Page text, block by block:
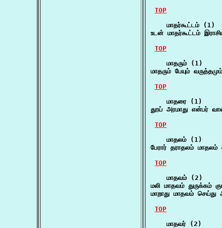
TOP
    மாதர்கூட்டம் (1)
உடன் மாதர்கூட்டம்
TOP
    மாதரும் (1)
மாதரும் பேயும்
TOP
    மாதரை (1)
தூய் அரமாது என்பர்
TOP
    மாதலம் (1)
பேரார் தராதலம்
TOP
    மாதவம் (2)
மலி மாதவம் துருக்கம்
மாறாது மாதவம் செய்து
TOP
    மாதவர் (2)